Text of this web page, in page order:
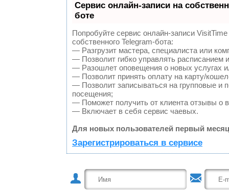
Сервис онлайн-записи на
боте
Попробуйте сервис онлайн-записи
собственного Telegram-бота:
— Разгрузит мастера, специалиста или
— Позволит гибко управлять расписанием и
— Разошлет оповещения о новых услугах
— Позволит принять оплату на карту/
— Позволит записываться на групповые и
посещения;
— Поможет получить от клиента отзывы о
— Включает в себя сервис чаевых.
Для новых пользователей первый
Зарегистрироваться в сервисе